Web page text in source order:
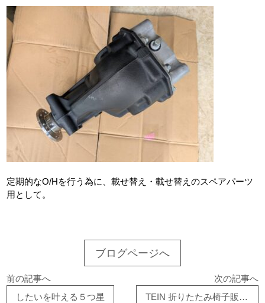
定期的なO/Hを行う為に、載せ替え・載せ替えのスペアパーツ
用として。
ブログページへ
前の記事へ
したいを叶える５つ星
次の記事へ
TEIN 折りたたみ椅子販売中